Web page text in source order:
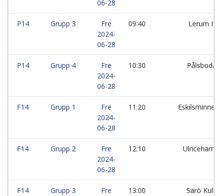
06-28
P14 Grupp 3
Fre
2024-
06-28
09:40 Lerum
P14 Grupp 4
Fre
2024-
06-28
10:30 Pålsboda
F14 Grupp 1
Fre
2024-
06-28
11:20 Eskilsminne
F14 Grupp 2
Fre
2024-
06-28
12:10
F14 Grupp 3 Fre 13:00 Särö